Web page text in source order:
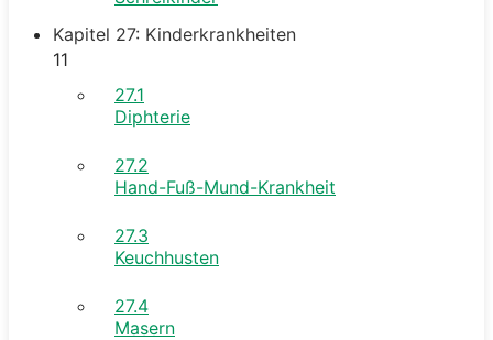
Kapitel 27: Kinderkrankheiten
11
27.1
Diphterie
27.2
Hand-Fuß-Mund-Krankheit
27.3
Keuchhusten
27.4
Masern